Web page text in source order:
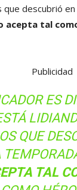
que descubrió
acepta tal
Publicidad
ES
QUE
TAL